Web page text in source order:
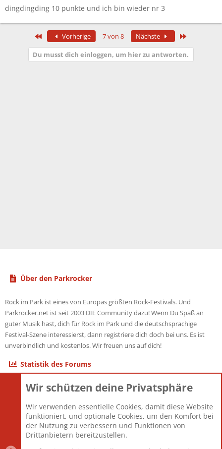
dingdingding 10 punkte und ich bin wieder nr 3
Erste Vorherige 7 von 8 Nächste
Du musst dich einloggen, um hier zu antworten.
Über den Parkrocker
Rock im Park ist eines von Europas größten Rock-Festivals. Und
Parkrocker.net ist seit 2003 DIE Community dazu! Wenn Du Spaß an
guter Musik hast, dich für Rock im Park und die deutschsprachige
Festival-Szene interessierst, dann registriere dich doch bei uns. Es ist
unverbindlich und kostenlos. Wir freuen uns auf dich!
Statistik des Forums
Themen
Mitglieder
12.427
Neuestes Mitglied
Berlin
Wir schützen deine Privatsphäre
Wir verwenden essentielle Cookies, damit diese Website
funktioniert, und optionale Cookies, um den Komfort bei
der Nutzung zu verbessern und Funktionen von
Drittanbietern bereitzustellen.